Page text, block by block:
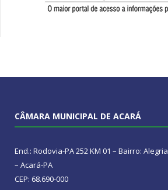
CÂMARA MUNICIPAL DE ACARÁ
End.: Rodovia-PA 252 KM 01 – Bairro: Alegria
– Acará-PA
CEP: 68.690-000